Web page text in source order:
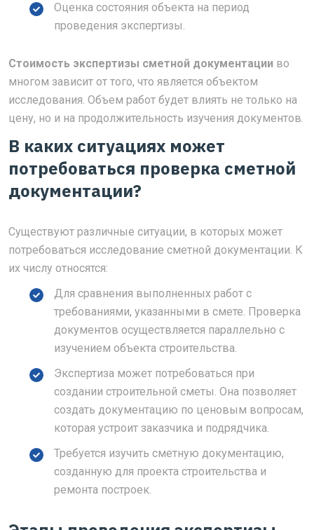
Оценка состояния объекта на период
проведения экспертизы.
Стоимость экспертизы сметной документации во
многом зависит от того, что является объектом
исследования. Объем работ будет влиять не только на
цену, но и на продолжительность изучения документов.
В каких ситуациях может
потребоваться проверка сметной
документации?
Существуют различные ситуации, в которых может
потребоваться исследование сметной документации. К
их числу относятся:
Для сравнения выполненных работ с
требованиями, указанными в смете. Проверка
документов осуществляется параллельно с
изучением объекта строительства.
Экспертиза может потребоваться при
создании строительной сметы. Она позволяет
создать документацию по ценовым вопросам,
которая устроит заказчика и подрядчика.
Требуется изучить сметную документацию,
созданную для проекта строительства и
ремонта построек.